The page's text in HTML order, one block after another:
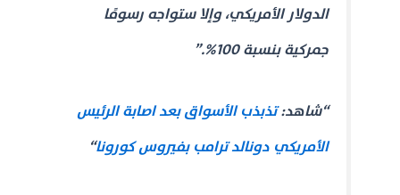
الدولار الأمريكي، وإلا ستواجه رسومًا
جمركية بنسبة 100%.”
“شاهد:تذبذب الأسواق بعد اصابة الرئيس
الأمريكي دونالد ترامب بفيروس كورونا“